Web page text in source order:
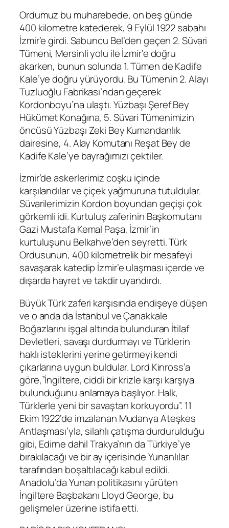
Ordumuz bu muharebede, on beş günde
400 kilometre katederek, 9 Eylül 1922 sabahı
İzmir’e girdi. Sabuncu Bel’den geçen 2. Süvari
Tümeni, Mersinli yolu ile İzmir’e doğru
akarken, bunun solunda 1. Tümen de Kadife
Kale’ye doğru yürüyordu. Bu Tümenin 2. Alayı
Tuzluoğlu Fabrikası’ndan geçerek
Kordonboyu’na ulaştı. Yüzbaşı Şeref Bey
Hükümet Konağına, 5. Süvari Tümenimizin
öncüsü Yüzbaşı Zeki Bey Kumandanlık
dairesine, 4. Alay Komutanı Reşat Bey de
Kadife Kale’ye bayrağımızı çektiler.
İzmir’de askerlerimiz coşku içinde
karşılandılar ve çiçek yağmuruna tutuldular.
Süvarilerimizin Kordon boyundan geçişi çok
görkemli idi. Kurtuluş zaferinin Başkomutanı
Gazi Mustafa Kemal Paşa, İzmir’in
kurtuluşunu Belkahve’den seyretti. Türk
Ordusunun, 400 kilometrelik bir mesafeyi
savaşarak katedip İzmir’e ulaşması içerde ve
dışarda hayret ve takdir uyandırdı.
Büyük Türk zaferi karşısında endişeye düşen
ve o anda da İstanbul ve Çanakkale
Boğazlarını işgal altında bulunduran İtilaf
Devletleri, savaşı durdurmayı ve Türklerin
haklı isteklerini yerine getirmeyi kendi
çıkarlarına uygun buldular. Lord Kinross’a
göre,”İngiltere, ciddi bir krizle karşı karşıya
bulunduğunu anlamaya başlıyor. Halk,
Türklerle yeni bir savaştan korkuyordu”. 11
Ekim 1922’de imzalanan Mudanya Ateşkes
Antlaşması’yla, silahlı çatışma durdurulduğu
gibi, Edirne dahil Trakya’nın da Türkiye’ye
bırakılacağı ve bir ay içerisinde Yunanlılar
tarafından boşaltılacağı kabul edildi.
Anadolu’da Yunan politikasını yürüten
İngiltere Başbakanı Lloyd George, bu
gelişmeler üzerine istifa etti.